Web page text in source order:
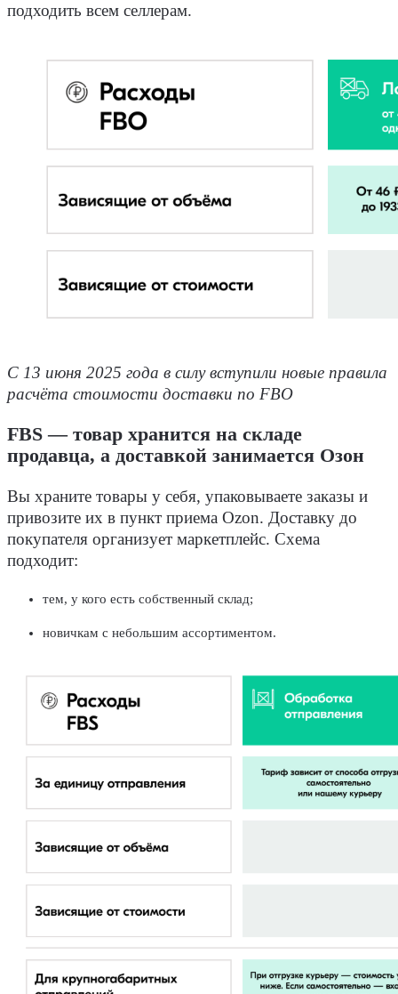
подходить всем селлерам.
С 13 июня 2025 года в силу вступили новые правила
расчёта стоимости доставки по FBO
FBS — товар хранится на складе
продавца, а доставкой занимается Озон
Вы храните товары у себя, упаковываете заказы и
привозите их в пункт приема Ozon. Доставку до
покупателя организует маркетплейс. Схема
подходит:
тем, у кого есть собственный склад;
новичкам с небольшим ассортиментом.